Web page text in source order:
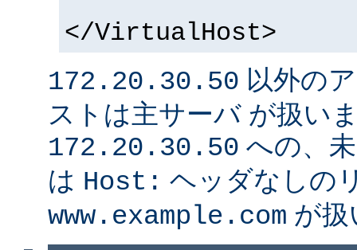
</VirtualHost>
172.20.30.50 以外の
ストは主サーバ が扱い
172.20.30.50 への、
は Host: ヘッダなしの
www.example.com が扱